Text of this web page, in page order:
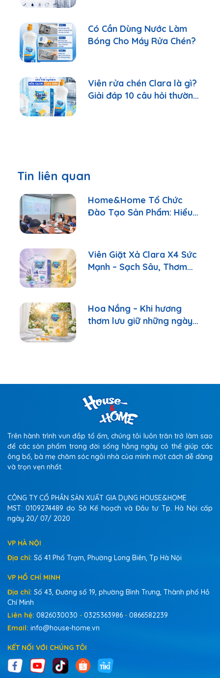
Có Cần Dùng Nước Làm
Bóng Cho Máy Rửa Chén?
Viên rửa chén Clara là gì?
Giải đáp 10 câu hỏi thường
Tin liên quan
Home&Home Tổ Chức
Đào Tạo Sản Phẩm: Hiểu
Viên Giặt Xả Clara X4 Sức
Mạnh – Sạch Sâu, Thơm
Hoa Nắng – Khi hương
thơm lưu giữ những ngày
Trên hành trình vun đắp tổ ấm, chúng tôi luôn trăn trở làm sao
để các sản phẩm trong đời sống hằng ngày có thể giúp các
ông bố, bà mẹ chăm sóc ngôi nhà của mình một cách dễ dàng
và trọn vẹn nhất.
CÔNG TY CỔ PHẦN SẢN XUẤT GIA DỤNG HOUSE&HOME
MST: 0109274489 do Sở Kế hoạch và Đầu tư Tp. Hà Nội cấp
ngày 20/ 07/ 2020
VP HÀ NỘI
Địa chỉ: Số 41 Phố Trạm, Phường Long Biên, Tp Hà Nội
VP HỒ CHÍ MINH
Địa chỉ: Số 43, Đường số 19, phường Bình Trưng, Thành phố Hồ
Chí Minh
Liên hệ: 0826030030 - 0325363986 - 0866582239
Email: info@house-home.vn
KẾT NỐI VỚI CHÚNG TÔI